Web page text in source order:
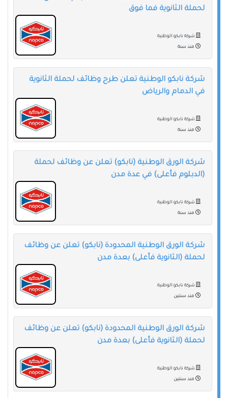
لحملة الثانوية فما فوق
شركة نابكو الوطنية
منذ سنة
شركة نابكو الوطنية تعلن طرح وظائف لحملة الثانوية
في الدمام والرياض
شركة نابكو الوطنية
منذ سنة
شركة الورق الوطنية (نابكو) تعلن عن وظائف لحملة
(الدبلوم فأعلى) في عدة مدن
شركة نابكو الوطنية
منذ سنة
شركة الورق الوطنية المحدودة (نابكو) تعلن عن وظائف
لحملة (الثانوية فأعلى) بعدة مدن
شركة نابكو الوطنية
منذ سنتين
شركة الورق الوطنية المحدودة (نابكو) تعلن عن وظائف
لحملة (الثانوية فأعلى) بعدة مدن
شركة نابكو الوطنية
منذ سنتين